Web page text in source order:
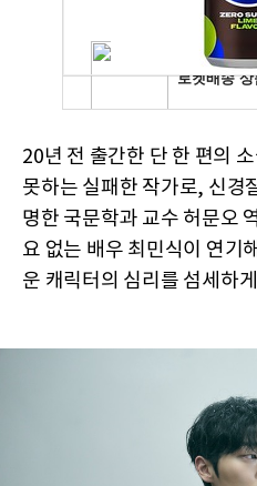
20년 전 출간한 단 한 편의
못하는 실패한 작가로, 신경
명한 국문학과 교수 허문오
요 없는 배우 최민식이 연기
운 캐릭터의 심리를 섬세하